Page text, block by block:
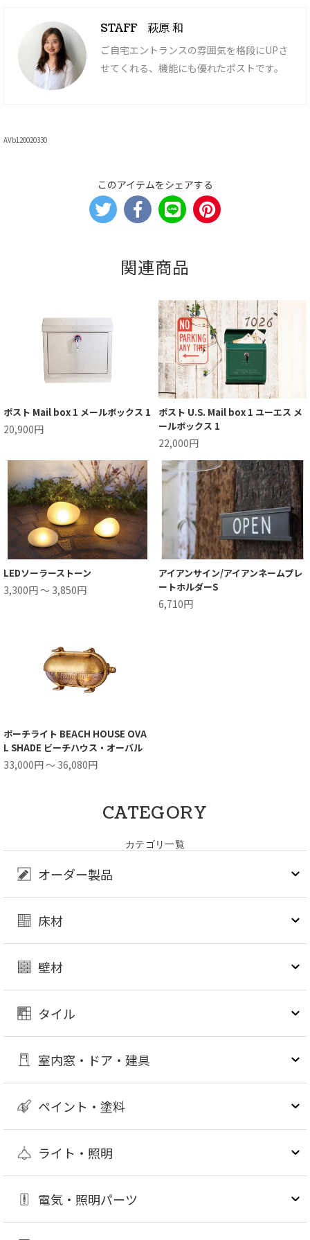
STAFF 萩原 和
ご自宅エントランスの雰囲気を格段にUPさ
せてくれる、機能にも優れたポストです。
AVb120020330
このアイテムをシェアする
関連商品
ポスト Mail box 1 メールボックス 1
20,900円
ポスト U.S. Mail box 1 ユーエス メ
ールボックス 1
22,000円
LEDソーラーストーン
3,300円 ～ 3,850円
アイアンサイン/アイアンネームプレ
ートホルダーS
6,710円
ポーチライト BEACH HOUSE OVA
L SHADE ビーチハウス・オーバル
33,000円 ～ 36,080円
CATEGORY
カテゴリ一覧
オーダー製品
床材
壁材
タイル
室内窓・ドア・建具
ペイント・塗料
ライト・照明
電気・照明パーツ